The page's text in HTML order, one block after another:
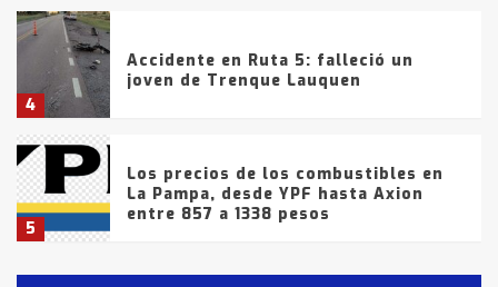
4
Accidente en Ruta 5: falleció un
joven de Trenque Lauquen
5
Los precios de los combustibles en
La Pampa, desde YPF hasta Axion
entre 857 a 1338 pesos